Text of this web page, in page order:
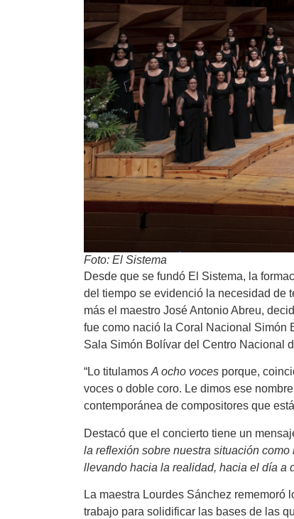
Foto: El Sistema
Desde que se fundó El Sistema, la
del tiempo se evidenció la necesidad de
más el maestro José Antonio Abreu,
fue como nació la Coral Nacional Simón
Sala Simón Bolívar del Centro Nacional
“Lo titulamos A ocho voces porque,
voces o doble coro. Le dimos ese
contemporánea de compositores que
Destacó que el concierto tiene un
la reflexión sobre nuestra situación
llevando hacia la realidad, hacia el día a
La maestra Lourdes Sánchez rememoró
trabajo para solidificar las bases de las